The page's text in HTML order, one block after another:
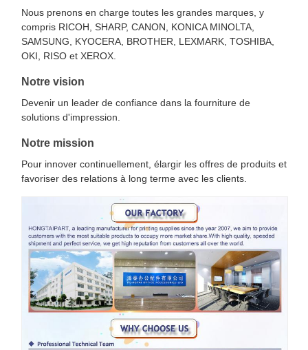
Nous prenons en charge toutes les grandes marques, y
compris RICOH, SHARP, CANON, KONICA MINOLTA,
SAMSUNG, KYOCERA, BROTHER, LEXMARK, TOSHIBA,
OKI, RISO et XEROX.
Notre vision
Devenir un leader de confiance dans la fourniture de
solutions d'impression.
Notre mission
Pour innover continuellement, élargir les offres de produits et
favoriser des relations à long terme avec les clients.